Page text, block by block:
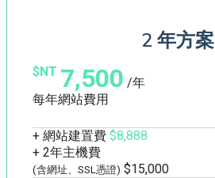
2 年方案
$NT 7,500 /年
每年網站費用
+ 網站建置費 $8,888
+ 2年主機費
(含網址、SSL憑證) $15,000